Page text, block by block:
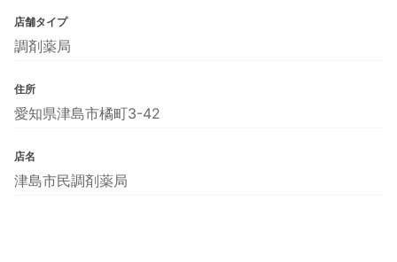
店舗タイプ
調剤薬局
住所
愛知県津島市橘町3-42
店名
津島市民調剤薬局